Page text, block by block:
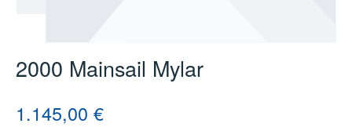
2000 Mainsail Mylar
Regulärer Preis:
1.145,00 €